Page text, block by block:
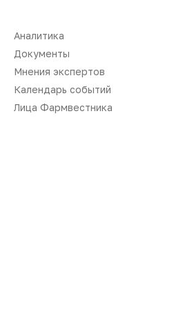
деятельности компании»
политика»
Аналитика
Документы
Мнения экспертов
Календарь событий
Лица Фармвестника